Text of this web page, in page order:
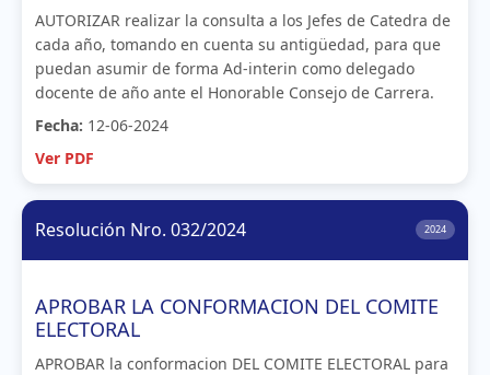
AUTORIZAR realizar la consulta a los Jefes de Catedra de
cada año, tomando en cuenta su antigüedad, para que
puedan asumir de forma Ad-interin como delegado
docente de año ante el Honorable Consejo de Carrera.
Fecha: 12-06-2024
Ver PDF
Resolución Nro. 032/2024 2024
APROBAR LA CONFORMACION DEL COMITE
ELECTORAL
APROBAR la conformacion DEL COMITE ELECTORAL para